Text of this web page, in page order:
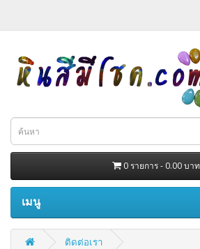
0 รายการ - 0.00 บาท
เมนู
ติดต่อเรา